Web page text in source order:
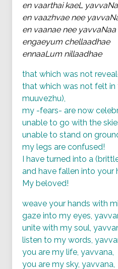
en vaarthai kaeL
en vaazhvae nee
en vaanae nee yavvaNaa
engaeyum chellaadhae
ennaaLum nillaadhae
that which was not
that which was not felt in
muuvezhu),
my -fears- are now
unable to go with the
unable to stand on
my legs are confused!
I have turned into a
and have fallen into your
My beloved!
weave your hands with
gaze into my eyes,
unite with my soul,
listen to my words,
you are my life, yavvana,
you are my sky, yavvana,